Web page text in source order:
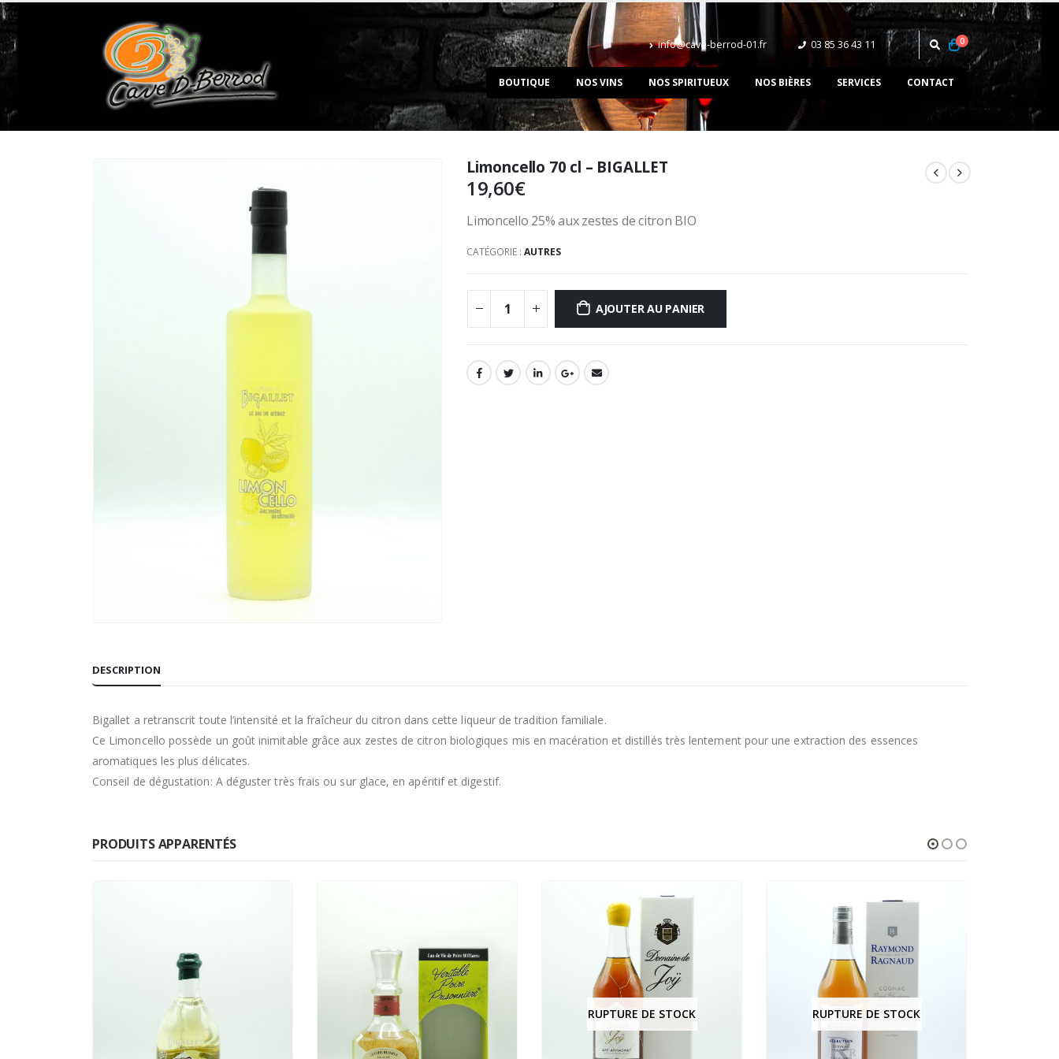
info@cave-berrod-01.fr 03 85 36 43 11‬ 0
BOUTIQUE NOS VINS NOS SPIRITUEUX NOS BIÈRES SERVICES CONTACT
Limoncello 70 cl – BIGALLET
19,60€
Limoncello 25% aux zestes de citron BIO
CATÉGORIE : AUTRES
AJOUTER AU PANIER
DESCRIPTION
Bigallet a retranscrit toute l’intensité et la fraîcheur du citron dans cette liqueur de tradition familiale.
Ce Limoncello possède un goût inimitable grâce aux zestes de citron biologiques mis en macération et distillés très lentement pour une extraction des essences
aromatiques les plus délicates.
Conseil de dégustation: A déguster très frais ou sur glace, en apéritif et digestif.
PRODUITS APPARENTÉS
RUPTURE DE STOCK RUPTURE DE STOCK